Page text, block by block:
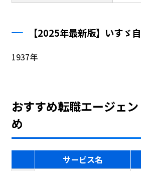
【2025年最新版】いすゞ
1937年
おすすめ転職エージェ
め
サービス名